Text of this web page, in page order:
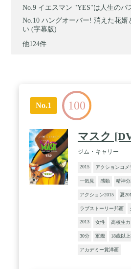
イエスマン "YES"は人生のパ
ハングオーバー! 消えた花婿
い (字幕版)
他124件
No.1 100
マスク
ジム・キャリー
2015 アクションコメ
一気見 感動 精神
アクション2015 夏
ラブストーリー邦画
2013 女性 高校生
30分 軍艦 18歳以
アカデミー賞洋画